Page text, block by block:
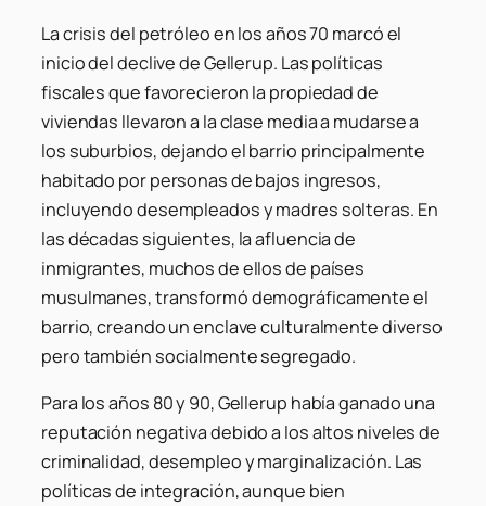
La crisis del petróleo en los años 70 marcó el
inicio del declive de Gellerup. Las políticas
fiscales que favorecieron la propiedad de
viviendas llevaron a la clase media a mudarse a
los suburbios, dejando el barrio principalmente
habitado por personas de bajos ingresos,
incluyendo desempleados y madres solteras. En
las décadas siguientes, la afluencia de
inmigrantes, muchos de ellos de países
musulmanes, transformó demográficamente el
barrio, creando un enclave culturalmente diverso
pero también socialmente segregado.
Para los años 80 y 90, Gellerup había ganado una
reputación negativa debido a los altos niveles de
criminalidad, desempleo y marginalización. Las
políticas de integración, aunque bien